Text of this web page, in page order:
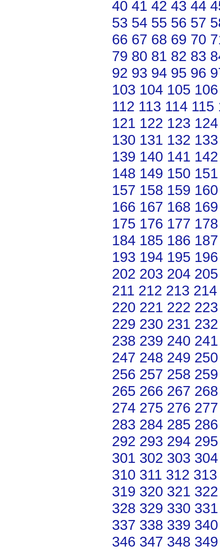
40 41 42 43 44
53 54 55 56 57
66 67 68 69 70
79 80 81 82 83
92 93 94 95 96
103 104 105 106
112 113 114 115
121 122 123 124
130 131 132 133
139 140 141 142
148 149 150 151
157 158 159 160
166 167 168 169
175 176 177 178
184 185 186 187
193 194 195 196
202 203 204 205
211 212 213 214
220 221 222 223
229 230 231 232
238 239 240 241
247 248 249 250
256 257 258 259
265 266 267 268
274 275 276 277
283 284 285 286
292 293 294 295
301 302 303 304
310 311 312 313
319 320 321 322
328 329 330 331
337 338 339 340
346 347 348 349